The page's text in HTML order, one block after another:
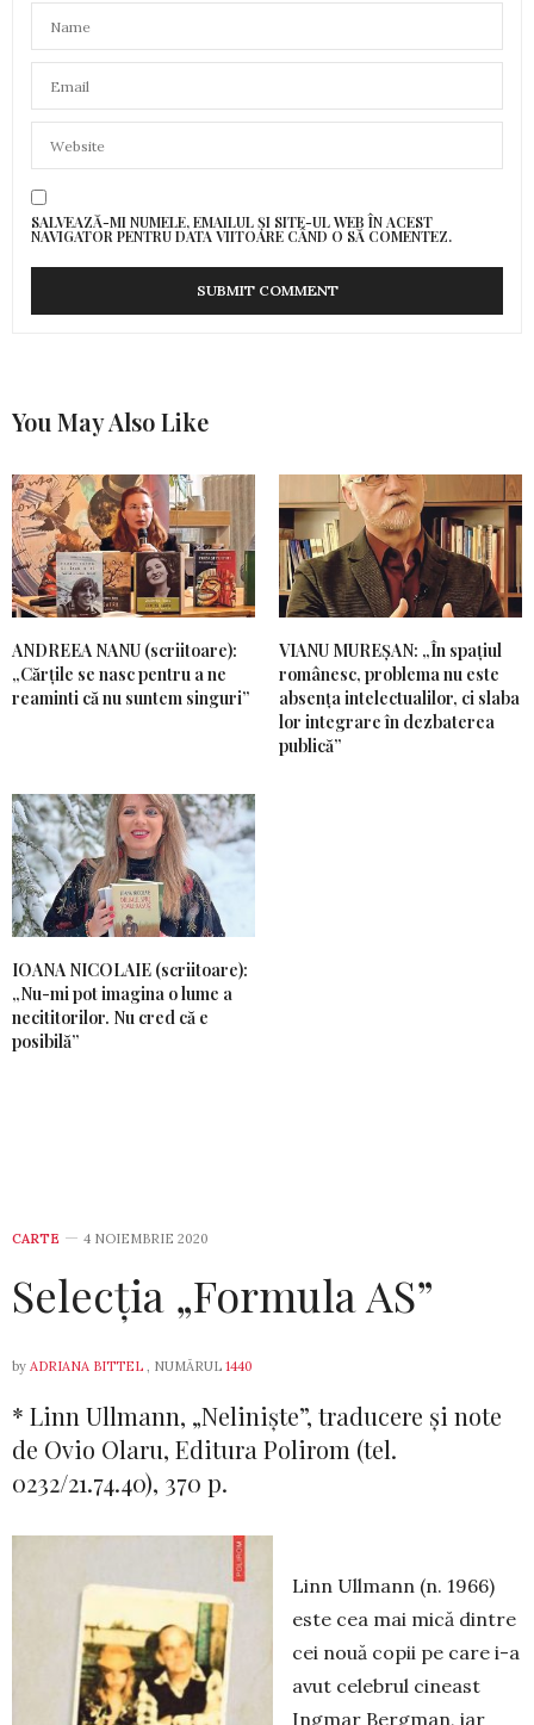
SALVEAZĂ-MI NUMELE, EMAILUL ȘI SITE-UL WEB ÎN ACEST
NAVIGATOR PENTRU DATA VIITOARE CÂND O SĂ COMENTEZ.
You May Also Like
ANDREEA NANU (scriitoare):
„Cărțile se nasc pentru a ne
reaminti că nu suntem singuri”
VIANU MUREȘAN: „În spațiul
românesc, problema nu este
absența intelectualilor, ci slaba
lor integrare în dezbaterea
publică”
IOANA NICOLAIE (scriitoare):
„Nu-mi pot imagina o lume a
necititorilor. Nu cred că e
posibilă”
CARTE 4 NOIEMBRIE 2020
Selecția „Formula AS”
by ADRIANA BITTEL , NUMĂRUL 1440
* Linn Ullmann, „Ne­li­niște”, traducere și note
de Ovio Olaru, Editura Polirom (tel.
0232/21.74.40), 370 p.
Linn Ullmann (n. 1966)
este cea mai mică dintre
cei nouă co­pii pe care i-a
avut celebrul ci­neast
Ingmar Bergman, iar